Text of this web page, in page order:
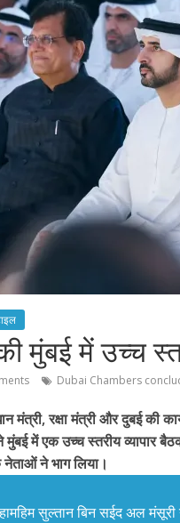
मुंबई में उच्च
Dubai Chambers
रक्षा मंत्री और दुबई की
मुंबई में एक उच्च स्तरीय व्यापार
नेताओं ने भाग लिया।
सुल्तान बिन सईद अल